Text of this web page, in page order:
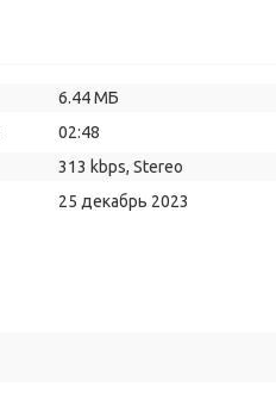
6.44 МБ
02:48
313 kbps, Stereo
25 декабрь 2023